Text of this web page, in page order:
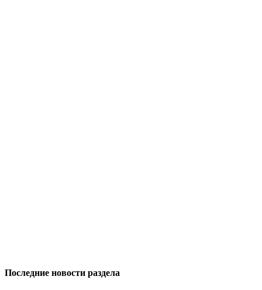
Последние новости раздела